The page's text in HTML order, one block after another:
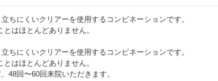
ちにくいクリアーを使用するコンビネーションです。
はほとんどありません。
ちにくいクリアーを使用するコンビネーションです。
はほとんどありません。
48回〜60回来院いただきます。